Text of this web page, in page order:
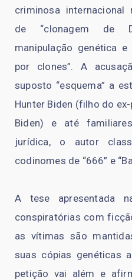
criminosa internacional
de “clonagem de
manipulação genética
por clones”. A
suposto “esquema” a
Hunter Biden (filho do
Biden) e até
jurídica, o autor
codinomes de “666” e
A tese apresentada
conspiratórias com
as vítimas são
suas cópias genéticas
petição vai além e